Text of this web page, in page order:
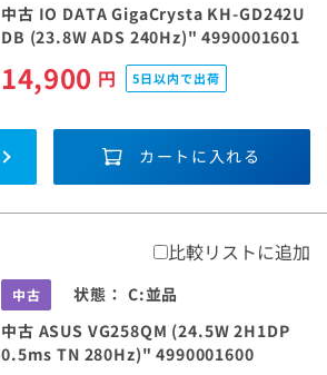
中古 IO DATA GigaCrysta KH-GD242U
DB (23.8W ADS 240Hz)" 4990001601
14,900 円 5日以内で出荷
カートに入れる
比較リストに追加
中古 状態： C:並品
中古 ASUS VG258QM (24.5W 2H1DP
0.5ms TN 280Hz)" 4990001600